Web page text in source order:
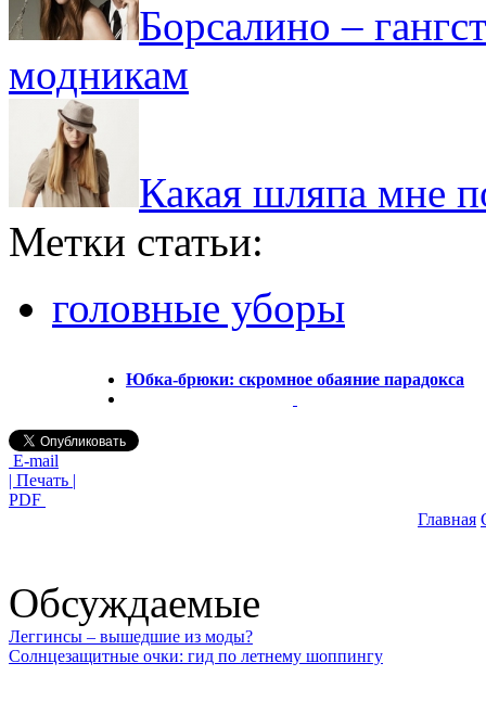
Борсалино –
модникам
Какая шляпа мне
Метки статьи:
головные уборы
Юбка-брюки: скромное обаяние парадокса
E-mail
| Печать |
PDF
Главная
Обсуждаемые
Леггинсы – вышедшие из моды?
Солнцезащитные очки: гид по летнему шоппингу